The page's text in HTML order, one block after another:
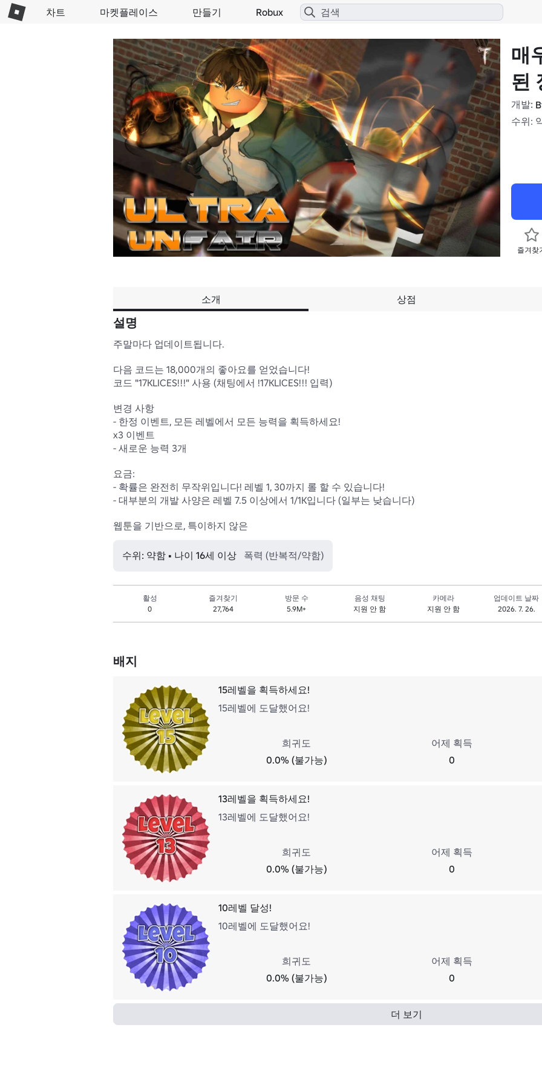
차트 마켓플레이스 만들기 Robux
매
된
개발:
수위:
즐겨찾
소개 상점
설명
주말마다 업데이트됩니다.
다음 코드는 18,000개의 좋아요를 얻었습니다!
코드 "17KLICES!!!" 사용 (채팅에서 !17KLICES!!! 입력)
변경 사항
- 한정 이벤트, 모든 레벨에서 모든 능력을 획득하세요!
x3 이벤트
- 새로운 능력 3개
요금:
- 확률은 완전히 무작위입니다! 레벨 1, 30까지 롤 할 수 있습니다!
- 대부분의 개발 사양은 레벨 7.5 이상에서 1/1K입니다 (일부는 낮습니다)
웹툰을 기반으로, 특이하지 않은
수위: 약함 • 나이 16세 이상 폭력 (반복적/약함)
활성
0
즐겨찾기
27,764
방문 수
5.9M+
음성 채팅
지원 안 함
카메라
지원 안 함
업데이트 날짜
2026. 7. 26.
배지
15레벨을 획득하세요!
15레벨에 도달했어요!
희귀도
0.0% (불가능)
어제 획득
0
13레벨을 획득하세요!
13레벨에 도달했어요!
희귀도
0.0% (불가능)
어제 획득
0
10레벨 달성!
10레벨에 도달했어요!
희귀도
0.0% (불가능)
어제 획득
0
더 보기